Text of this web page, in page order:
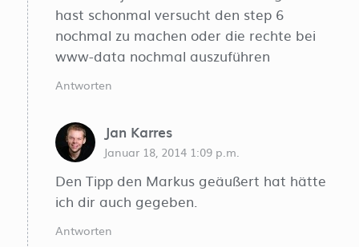
hast schonmal versucht den step 6
nochmal zu machen oder die rechte bei
www-data nochmal auszuführen
Antworten
Jan Karres
Januar 18, 2014 1:09 p.m.
Den Tipp den Markus geäußert hat hätte
ich dir auch gegeben.
Antworten